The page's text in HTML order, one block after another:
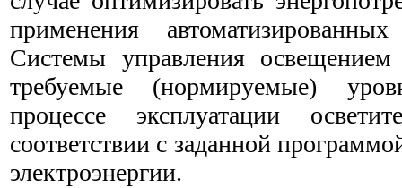
применения
Системы управления
требуемые (нормируемые)
процессе эксплуатации
соответствии с заданной
электроэнергии.